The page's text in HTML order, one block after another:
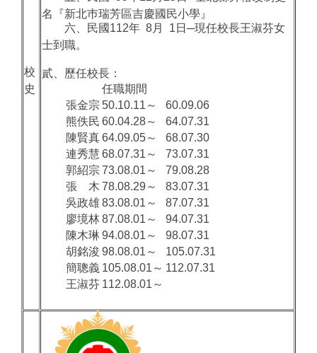
校
史
名『新北巿瑞芳區吉慶國民小學』
六、民國112年 8月 1日─現任校長王淑芬女
士到職。
貳、歷任校長：
任職期間
張金宗 50.10.11～
60.09.06
熊佚民 60.04.28～
64.07.31
陳賢真64.09.05～
68.07.30
連秀慧 68.07.31～
73.07.31
郭紹宗 73.08.01～
79.08.28
張 木 78.08.29～
83.07.31
吳政雄83.08.01～
87.07.31
廖境林87.08.01～
94.07.31
陳木琳94.08.01～
98.07.31
胡銘浚 98.08.01～
105.07.31
簡聰義 105.08.01～ 112.07.31
王淑芬 112.08.01～